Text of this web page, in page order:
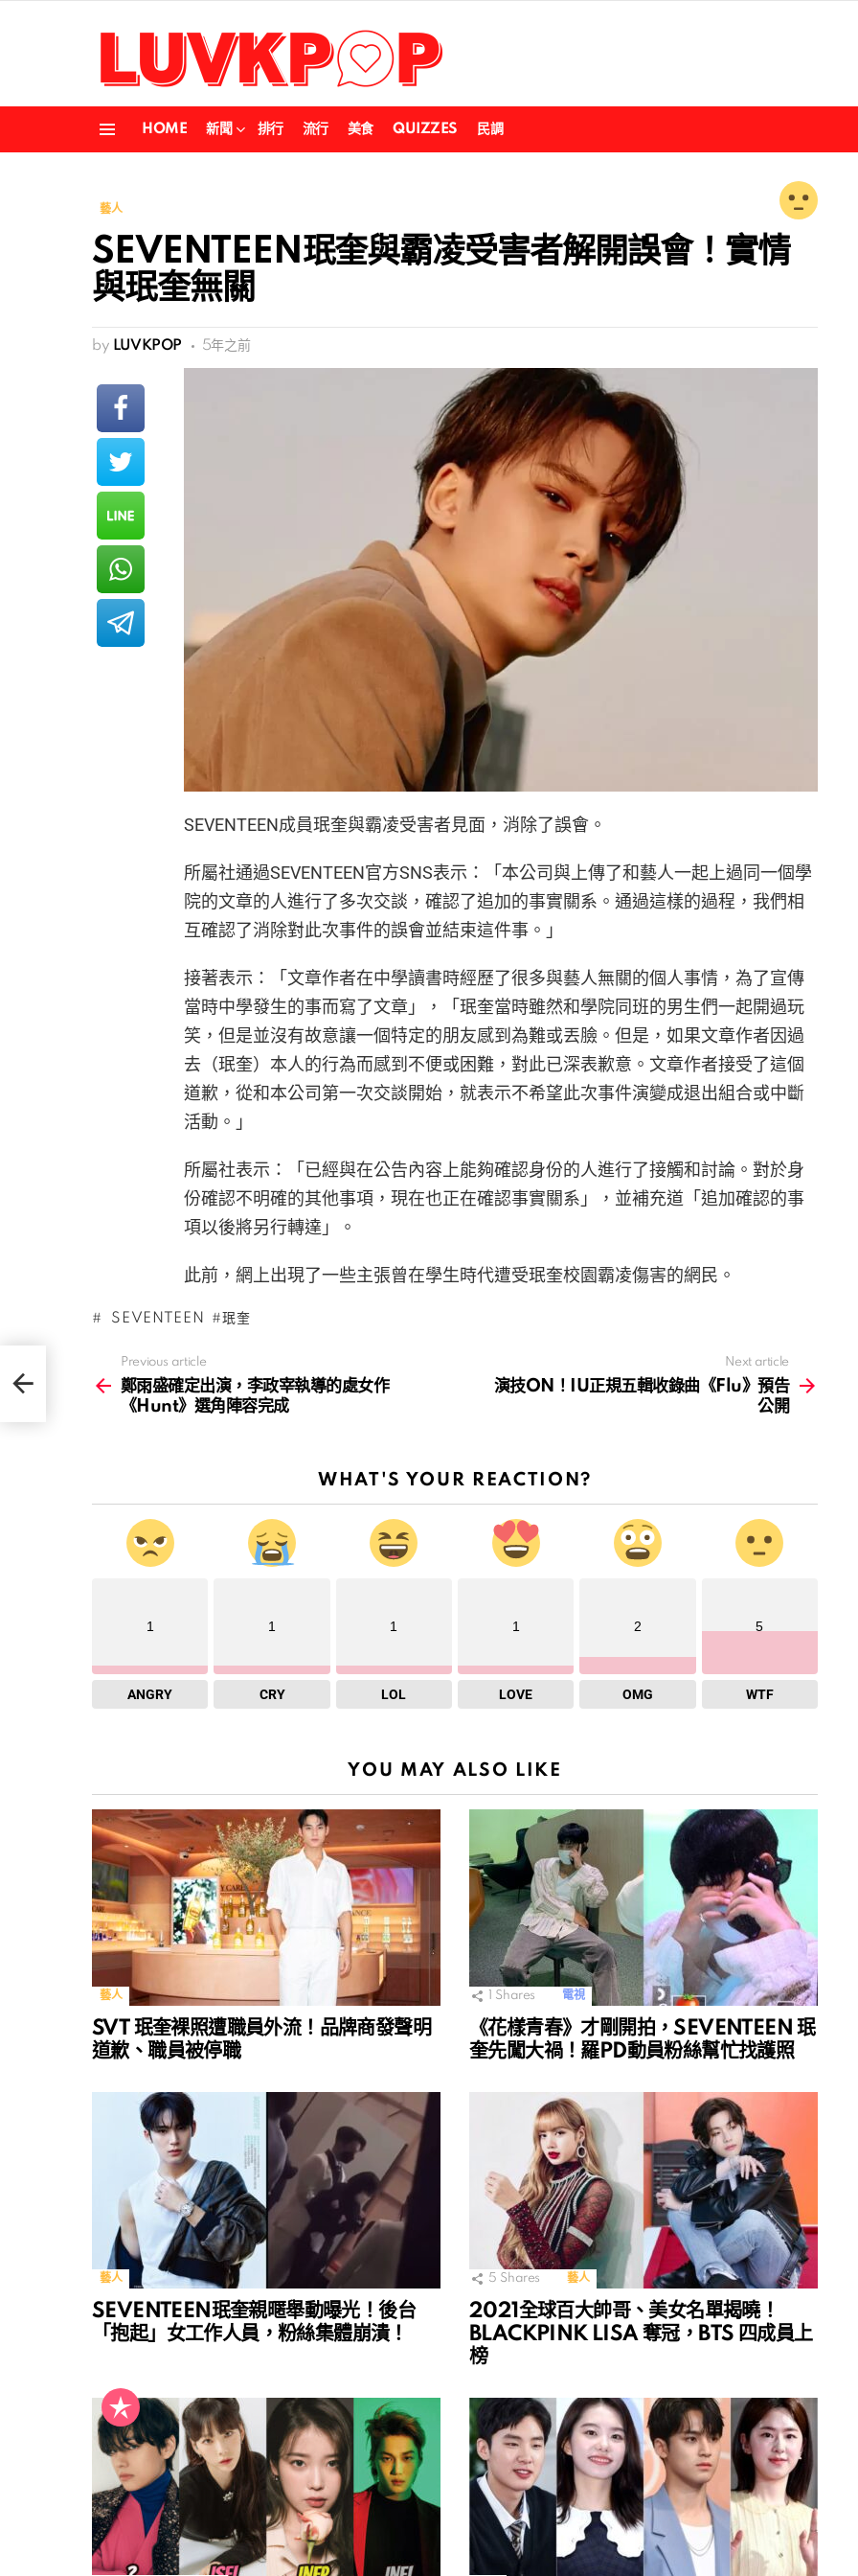
HOME 新聞 排行 流行 美食 QUIZZES 民調
藝人
SEVENTEEN珉奎與霸凌受害者解開誤會！實情
與珉奎無關
by LUVKPOP 5年之前
SEVENTEEN成員珉奎與霸凌受害者見面，消除了誤會。
所屬社通過SEVENTEEN官方SNS表示：「本公司與上傳了和藝人一起上過同一個學
院的文章的人進行了多次交談，確認了追加的事實關系。通過這樣的過程，我們相
互確認了消除對此次事件的誤會並結束這件事。」
接著表示：「文章作者在中學讀書時經歷了很多與藝人無關的個人事情，為了宣傳
當時中學發生的事而寫了文章」，「珉奎當時雖然和學院同班的男生們一起開過玩
笑，但是並沒有故意讓一個特定的朋友感到為難或丟臉。但是，如果文章作者因過
去（珉奎）本人的行為而感到不便或困難，對此已深表歉意。文章作者接受了這個
道歉，從和本公司第一次交談開始，就表示不希望此次事件演變成退出組合或中斷
活動。」
所屬社表示：「已經與在公告內容上能夠確認身份的人進行了接觸和討論。對於身
份確認不明確的其他事項，現在也正在確認事實關系」，並補充道「追加確認的事
項以後將另行轉達」。
此前，網上出現了一些主張曾在學生時代遭受珉奎校園霸凌傷害的網民。
SEVENTEEN 珉奎
more
Previous article
鄭雨盛確定出演，李政宰執導的處女作
《Hunt》選角陣容完成
Next article
演技ON！IU正規五輯收錄曲《Flu》預告
公開
WHAT'S YOUR REACTION?
1
ANGRY
1
CRY
1
LOL
1
LOVE
2
OMG
5
WTF
YOU MAY ALSO LIKE
藝人
SVT 珉奎裸照遭職員外流！品牌商發聲明
道歉、職員被停職
Shares 電視
《花樣青春》才剛開拍，SEVENTEEN 珉
奎先闖大禍！羅PD動員粉絲幫忙找護照
藝人
SEVENTEEN珉奎親暱舉動曝光！後台
「抱起」女工作人員，粉絲集體崩潰！
5 Shares 藝人
2021全球百大帥哥、美女名單揭曉！
BLACKPINK LISA 奪冠，BTS 四成員上
榜